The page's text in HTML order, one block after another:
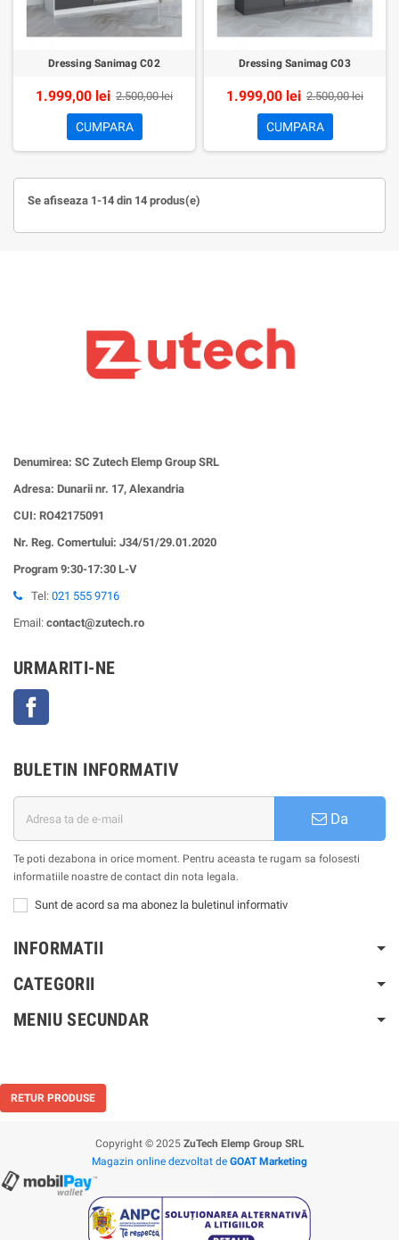
Dressing Sanimag C02
1.999,00 lei 2.500,00 lei
CUMPARA
Dressing Sanimag C03
1.999,00 lei 2.500,00 lei
CUMPARA
Se afiseaza 1-14 din 14 produs(e)
Denumirea: SC Zutech Elemp Group SRL
Adresa: Dunarii nr. 17, Alexandria
CUI: RO42175091
Nr. Reg. Comertului: J34/51/29.01.2020
Program 9:30-17:30 L-V
Tel: 021 555 9716
Email: contact@zutech.ro
URMARITI-NE
BULETIN INFORMATIV
Da
Te poti dezabona in orice moment. Pentru aceasta te rugam sa folosesti
informatiile noastre de contact din nota legala.
Sunt de acord sa ma abonez la buletinul informativ
INFORMATII
CATEGORII
MENIU SECUNDAR
RETUR PRODUSE
Copyright © 2025 ZuTech Elemp Group SRL
Magazin online dezvoltat de GOAT Marketing